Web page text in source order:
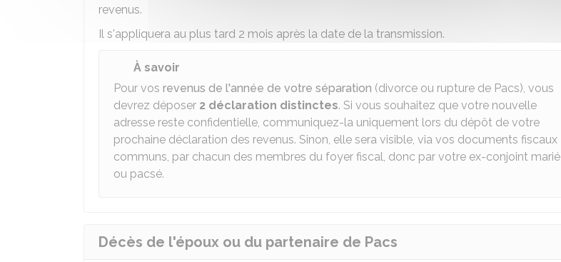
revenus.
Il s'appliquera au plus tard 2 mois après la date de la transmission.
À savoir
Pour vos revenus de l'année de votre séparation (divorce ou rupture de Pacs), vous
devrez déposer 2 déclaration distinctes. Si vous souhaitez que votre nouvelle
adresse reste confidentielle, communiquez-la uniquement lors du dépôt de votre
prochaine déclaration des revenus. Sinon, elle sera visible, via vos documents fiscaux
communs, par chacun des membres du foyer fiscal, donc par votre ex-conjoint marié
ou pacsé.
Décès de l'époux ou du partenaire de Pacs